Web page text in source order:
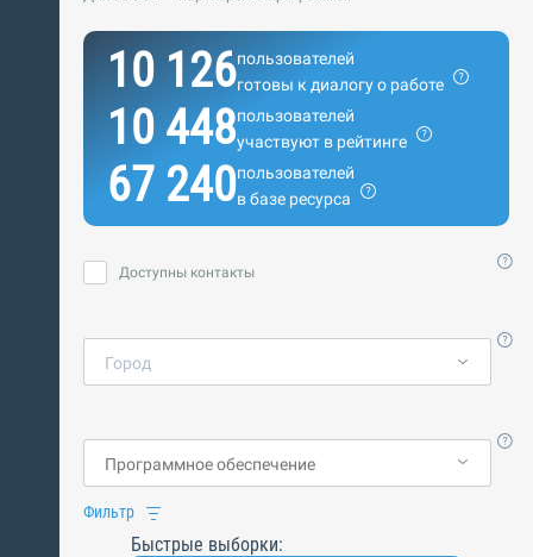
10 126пользователей
готовы к диалогу о работе
10 448пользователей
участвуют в рейтинге
67 240пользователей
в базе ресурса
Доступны контакты
Город
Фильтр
Быстрые выборки: